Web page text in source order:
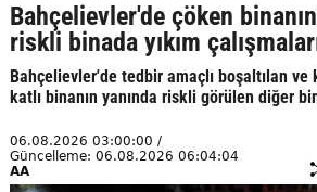
Bahçelievler'de çöken
riskli binada yıkım
Bahçelievler'de tedbir amaçlı boşaltılan
katlı binanın yanında riskli görülen diğer
06.08.2026 03:00:00 /
Güncelleme: 06.08.2026 06:04:04
AA